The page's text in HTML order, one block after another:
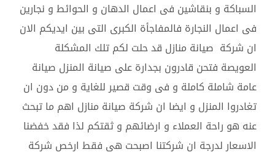
السباكة و بنقاشين فى اعمال الدهان و الحوائط و نجارين
فى اعمال النجارة فالمفاجأة الكبرى التى بين ايديكم الان
ان شركة صيانة منازل قد حلت لكم تلك المشكلة
العويصة فتحن قادرون بجدارة على صيانة المنزل صيانة
عامة شاملة كاملة و فى وقت قصير للغاية و من دون ان
تغادروا المنزل و ايضا ان شركة صيانة منازل اهم ما تبحث
عنه هو راحة العملاء و ارضائهم و ثقتكم لذا فقد خفضنا
الاسعار لدرجة ان شركتنا اصبحت هى فقط ارخص شركة